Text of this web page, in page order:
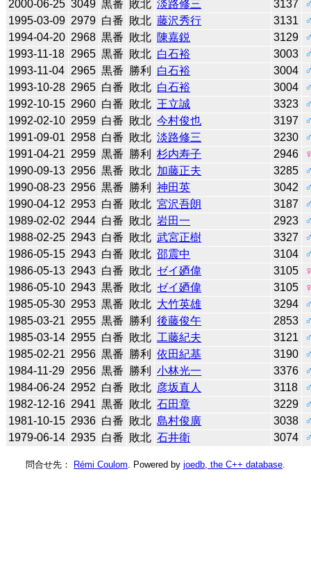
2000-06-25 3049 黒番 敗北 淡路修三 3137
1995-03-09 2979 白番 敗北 藤沢秀行 3131
1994-04-20 2968 黒番 敗北 陳嘉鋭 3129
1993-11-18 2965 黒番 敗北 白石裕 3003
1993-11-04 2965 黒番 勝利 白石裕 3004
1993-10-28 2965 白番 敗北 白石裕 3004
1992-10-15 2960 白番 敗北 王立誠 3323
1992-02-10 2959 白番 敗北 今村俊也 3197
1991-09-01 2958 白番 敗北 淡路修三 3230
1991-04-21 2959 黒番 勝利 杉内寿子 2946
1990-09-13 2956 黒番 敗北 加藤正夫 3285
1990-08-23 2956 黒番 勝利 神田英 3042
1990-04-12 2953 白番 敗北 宮沢吾朗 3187
1989-02-02 2944 白番 敗北 岩田一 2923
1988-02-25 2943 白番 敗北 武宮正樹 3327
1986-05-15 2943 白番 敗北 邵震中 3104
1986-05-13 2943 白番 敗北 ゼイ廼偉 3105
1986-05-10 2943 黒番 敗北 ゼイ廼偉 3105
1985-05-30 2953 黒番 敗北 大竹英雄 3294
1985-03-21 2955 黒番 勝利 後藤俊午 2853
1985-03-14 2955 白番 敗北 工藤紀夫 3121
1985-02-21 2956 黒番 勝利 依田紀基 3190
1984-11-29 2956 黒番 勝利 小林光一 3376
1984-06-24 2952 白番 敗北 彦坂直人 3118
1982-12-16 2941 黒番 敗北 石田章 3229
1981-10-15 2936 白番 敗北 島村俊廣 3038
1979-06-14 2935 白番 敗北 石井衛 3074
問合せ先： Rémi Coulom . Powered by joedb, the C++ database